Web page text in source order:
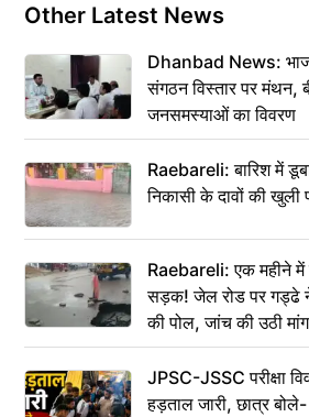
Other Latest News
Dhanbad News:
संगठन विस्तार पर मंथन,
जनसमस्याओं का विवरण
Raebareli: बारिश में
निकासी के दावों की खुली
Raebareli: एक महीने
सड़क! जेल रोड पर गड्ढे ने
की पोल, जांच की उठी मांग
JPSC-JSSC परीक्षा
हड़ताल जारी, छात्र